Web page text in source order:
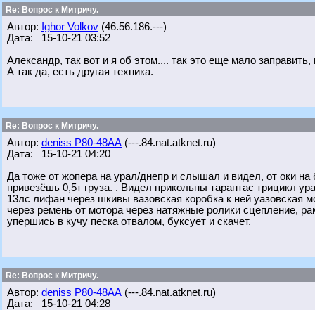
Re: Вопрос к Митричу.
Автор: Ighor Volkov (46.56.186.---)
Дата: 15-10-21 03:52
Александр, так вот и я об этом.... так это еще мало
А так да, есть другая техника.
Re: Вопрос к Митричу.
Автор: deniss Р80-48АА (---.84.nat.atknet.ru)
Дата: 15-10-21 04:20
Да тоже от жопера на урал/днепр и слышал и видел, от оки
привезёшь 0,5т груза. . Видел прикольны тарантас трицикл
13лс лифан через шкивы вазовская коробка к ней
через ремень от мотора через натяжные ролики сцепление,
упершись в кучу песка отвалом, буксует и скачет.
Re: Вопрос к Митричу.
Автор: deniss Р80-48АА (---.84.nat.atknet.ru)
Дата: 15-10-21 04:28